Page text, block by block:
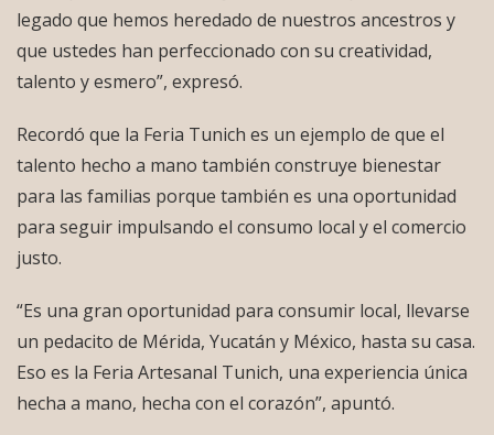
legado que hemos heredado de nuestros ancestros y
que ustedes han perfeccionado con su creatividad,
talento y esmero”, expresó.
Recordó que la Feria Tunich es un ejemplo de que el
talento hecho a mano también construye bienestar
para las familias porque también es una oportunidad
para seguir impulsando el consumo local y el comercio
justo.
“Es una gran oportunidad para consumir local, llevarse
un pedacito de Mérida, Yucatán y México, hasta su casa.
Eso es la Feria Artesanal Tunich, una experiencia única
hecha a mano, hecha con el corazón”, apuntó.